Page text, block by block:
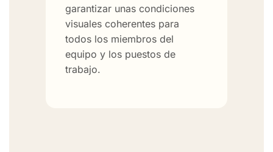
garantizar unas condiciones
visuales coherentes para
todos los miembros del
equipo y los puestos de
trabajo.